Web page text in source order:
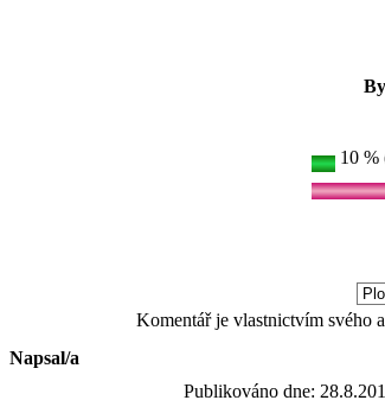
10 %
Komentář je vlastnictvím svého
Napsal/a
Publikováno dne: